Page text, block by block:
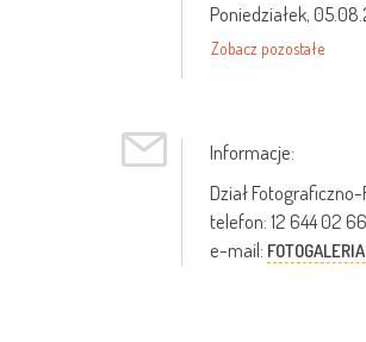
Poniedziałek,
Zobacz pozostałe
Informacje:
Dział
telefon: 12 644 02
e-mail: